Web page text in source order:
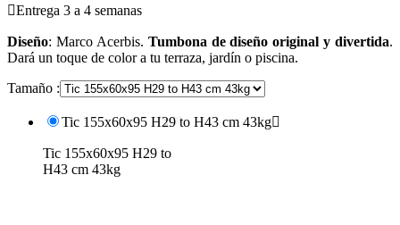
Entrega 3 a 4 semanas
Diseño: Marco Acerbis. Tumbona de diseño original y divertida.
Dará un toque de color a tu terraza, jardín o piscina.
Tamaño :
Tic 155x60x95 H29 to H43 cm 43kg
Tic 155x60x95 H29 to
H43 cm 43kg